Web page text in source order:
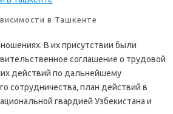
в Ташкенте
В их присутствии были
соглашение о трудовой
действий по дальнейшему
сотрудничества, план действий в
гвардией Узбекистана и